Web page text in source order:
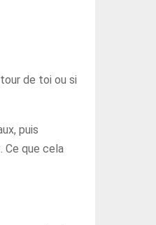
de toi ou si
puis
Ce que cela